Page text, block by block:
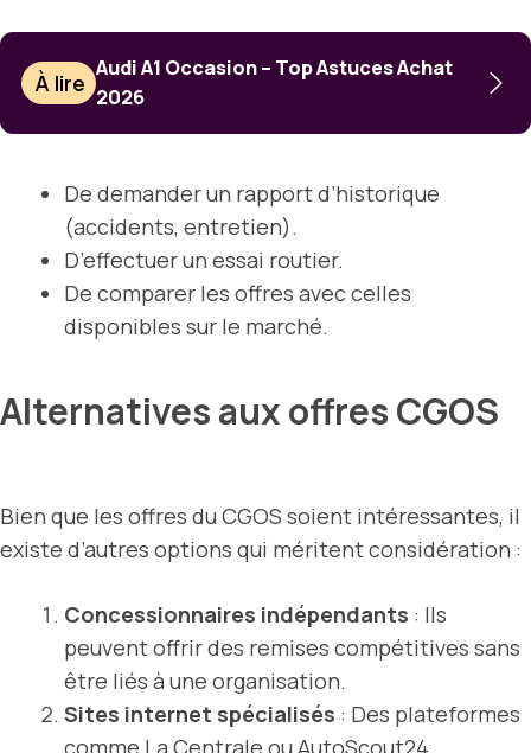
À lire
Audi A1 Occasion – Top Astuces Achat
2026
De demander un rapport d’historique
(accidents, entretien).
D’effectuer un essai routier.
De comparer les offres avec celles
disponibles sur le marché.
Alternatives aux offres CGOS
Bien que les offres du CGOS soient intéressantes, il
existe d’autres options qui méritent considération :
Concessionnaires indépendants : Ils
peuvent offrir des remises compétitives sans
être liés à une organisation.
Sites internet spécialisés : Des plateformes
comme La Centrale ou AutoScout24